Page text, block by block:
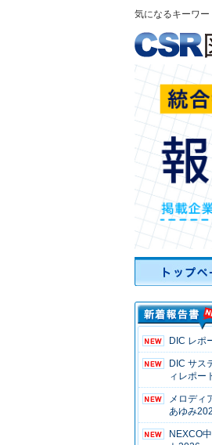
気になるキーワ
DIC レポ
DIC サス
ィレポー
メロディ
あゆみ
NEXCO